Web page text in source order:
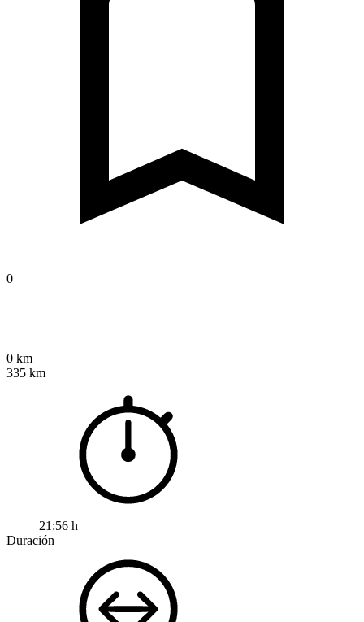
0
0 km
335 km
21:56 h
Duración